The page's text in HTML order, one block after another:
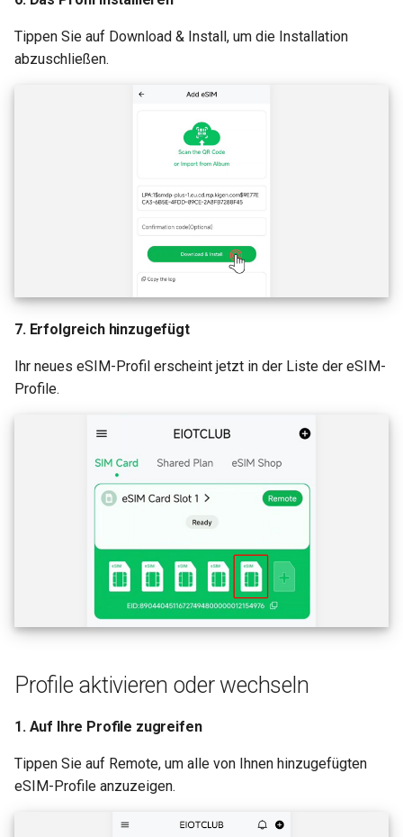
Tippen Sie auf Download & Install, um die Installation
abzuschließen.
7. Erfolgreich hinzugefügt
Ihr neues eSIM-Profil erscheint jetzt in der Liste der eSIM-
Profile.
Profile aktivieren oder wechseln
1. Auf Ihre Profile zugreifen
Tippen Sie auf Remote, um alle von Ihnen hinzugefügten
eSIM-Profile anzuzeigen.